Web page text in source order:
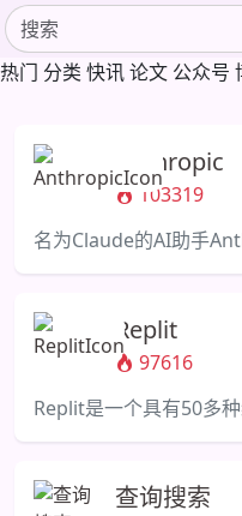
热门 分类 快讯论文 公众号
Anthropic
103319
名为Claude的AI助手
Replit
97616
查询搜索